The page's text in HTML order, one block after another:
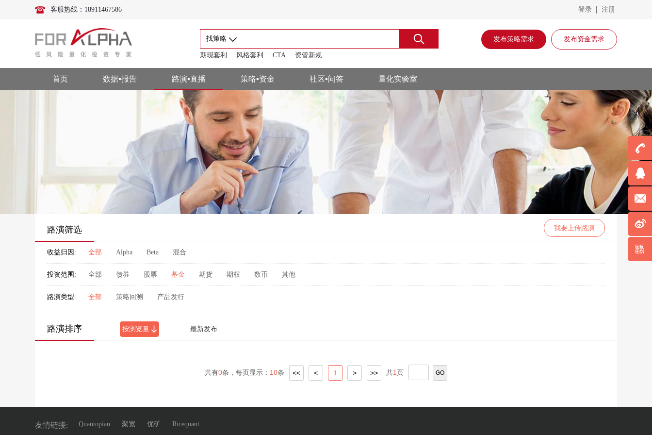
客服热线：18911467586 登录 注册
找策略
期现套利 风格套利 CTA
资管新规
发布策略需求 发布资金需求
首页 数据▪报告 路演▪直播 策略▪资金 社区▪问答 量化实验室
路演筛选 我要上传路演
收益归因: 全部 Alpha Beta 混合
投资范围: 全部 债券 股票 基金 期货 期权 数币 其他
路演类型: 全部 策略回测 产品发行
路演排序 按浏览量 最新发布
共有0条，每页显示： 10条 << < 1 > >> 共1页 GO
友情链接: Quantopian 聚宽 优矿 Ricequant